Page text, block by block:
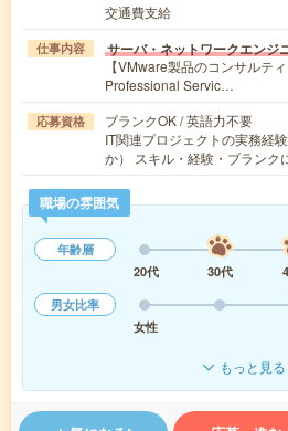
交通費支給
仕事内容 サーバ・ネットワークエンジ
【VMware製品のコンサルテ
Professional Servic…
応募資格
ブランクOK / 英語力不要
IT関連プロジェクトの実務経
か） スキル・経験・ブラン
職場の雰囲気
年齢層
20代
30代
男女比率
女性
もっと見る